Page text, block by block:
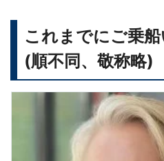
これまでにご乗
(順不同、敬称略)